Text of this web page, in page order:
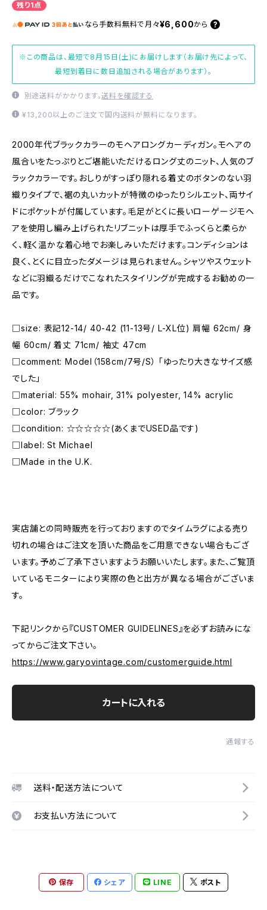
残り1点
なら 手数料無料で 月々¥6,600から
※この商品は、最短で8月15日(土)にお届けします（お届け先によって、
最短到着日に数日追加される場合があります）。
別途送料がかかります。送料を確認する
¥13,200以上のご注文で国内送料が無料になります。
2000年代ブラックカラーのモヘアロングカーディガン。モヘアの
風合いをたっぷりとご堪能いただけるロング丈のニット、人気のブ
ラックカラーです。おしりがすっぽり隠れる着丈のボタンのない羽
織りタイプで、裾の丸いカットが特徴のゆったりシルエット、両サイ
ドにポケットが付属しています。毛足がとくに長いローゲージモヘ
アを使用し編み上げられたリブニットは厚手でふっくらと柔らか
く、軽く温かな着心地でお楽しみいただけます。コンディションは
良く、とくに目立ったダメージは見られません。シャツやスウェット
などに羽織るだけでこなれたスタイリングが完成するお勧めの一
品です。
□size: 表記12-14/ 40-42 (11-13号/ L-XL位) 肩幅 62cm/ 身
幅 60cm/ 着丈 71cm/ 袖丈 47cm
□comment: Model（158cm/7号/S） 「ゆったり大きなサイズ感
でした」
□material: 55% mohair, 31% polyester, 14% acrylic
□color: ブラック
□condition: ☆☆☆☆☆(あくまでUSED品です)
□label: St Michael
□Made in the U.K.
実店舗との同時販売を行っておりますのでタイムラグによる売り
切れの場合はご注文を頂いた商品をご用意できない場合もござ
います。予めご了承下さいますようお願いいたします。また、ご覧頂
いているモニターにより実際の色と出方が異なる場合がございま
す。
下記リンクから『CUSTOMER GUIDELINES』を必ずお読みにな
ってからご注文下さい。
https://www.garyovintage.com/customerguide.html
カートに入れる
通報する
送料・配送方法について
お支払い方法について
保存 シェア LINE ポスト